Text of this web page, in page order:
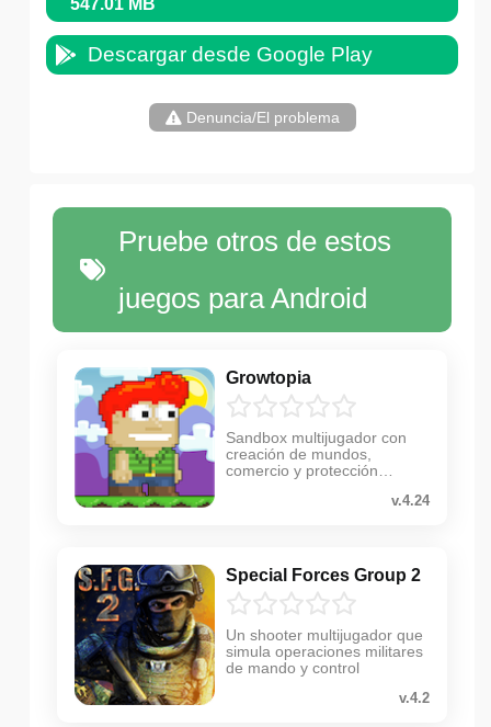
Descargar desde Google Play
Denuncia/El problema
Pruebe otros de estos
juegos para Android
Growtopia
Sandbox multijugador con
creación de mundos,
comercio y protección
v.4.24
Special Forces Group 2
Un shooter multijugador que
simula operaciones militares
de mando y control
v.4.2